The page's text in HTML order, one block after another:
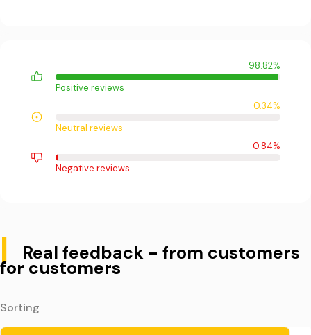
98.82%
Positive reviews
0.34%
Neutral reviews
0.84%
Negative reviews
| Real feedback - from customers
for customers
Sorting